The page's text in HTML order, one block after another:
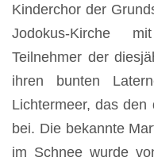
Kinderchor der
Jodokus-Kirche
Teilnehmer der
ihren bunten
Lichtermeer, das den
bei. Die bekannte
im Schnee wurde